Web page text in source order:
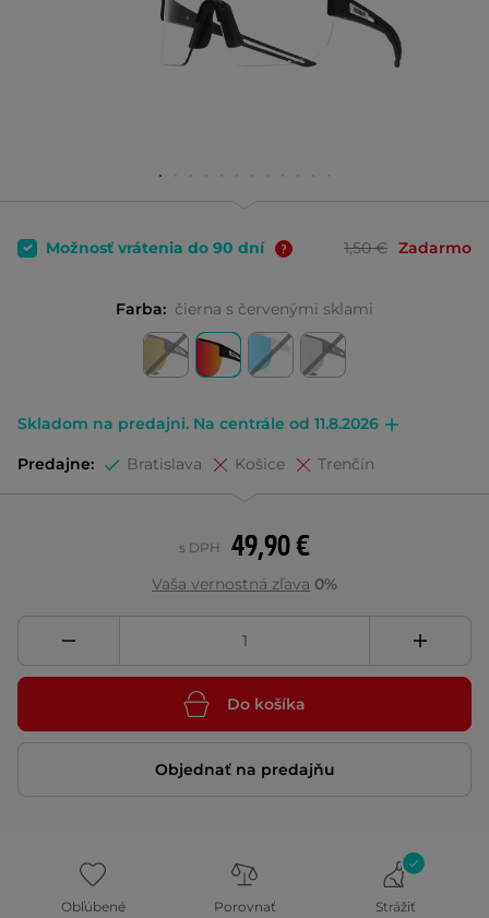
Možnosť vrátenia do 90 dní 1,50 € Zadarmo
Farba: čierna s červenými sklami
Skladom na predajni. Na centrále od 11.8.2026
Predajne: Bratislava Košice Trenčín
49,90 €
s DPH
Vaša vernostná zľava 0%
Do košíka
Objednať na predajňu
Obľúbené Porovnať Strážiť